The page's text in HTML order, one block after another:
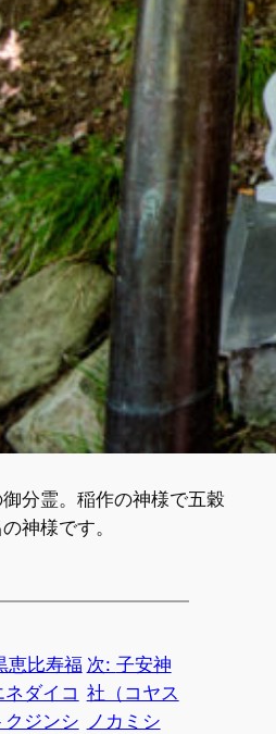
分霊。稲作の神様で五穀
神様です。
恵比寿福
ダイコ
クジンシ
次: 子安神
社（コヤス
ノカミシ